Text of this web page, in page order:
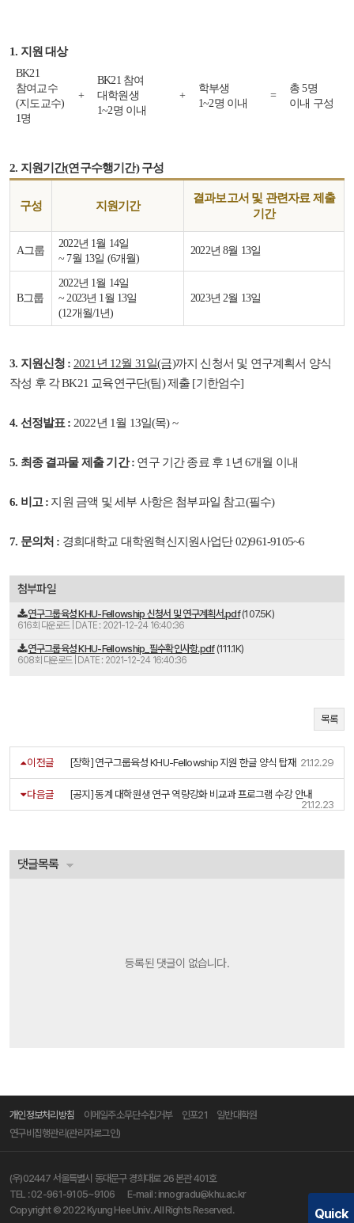
1. 지원 대상
BK21
참여교수
(지도교수)
1명
+
BK21 참여
대학원생
1~2명 이내
+
학부생
1~2명 이내
=
총 5명
이내 구성
2. 지원기간(연구수행기간) 구성
구성 지원기간
결과보고서 및 관련자료 제출
기간
A그룹
2022년 1월 14일
~ 7월 13일 (6개월)
2022년 8월 13일
B그룹
2022년 1월 14일
~ 2023년 1월 13일
(12개월/1년)
2023년 2월 13일
3. 지원신청 : 2021년 12월 31일(금)까지 신청서 및 연구계획서 양식
작성 후 각 BK21 교육연구단(팀) 제출 [기한엄수]
4. 선정발표 : 2022년 1월 13일(목) ~
5. 최종 결과물 제출 기간 : 연구 기간 종료 후 1년 6개월 이내
6. 비고 : 지원 금액 및 세부 사항은 첨부파일 참고(필수)
7. 문의처 : 경희대학교 대학원혁신지원사업단 02)961-9105~6
첨부파일
연구그룹육성 KHU-Fellowship 신청서 및 연구계획서.pdf(107.5K)
616회 다운로드 | DATE : 2021-12-24 16:40:36
연구그룹육성 KHU-Fellowship_필수확인사항.pdf(111.1K)
608회 다운로드 | DATE : 2021-12-24 16:40:36
목록
이전글 [장학] 연구그룹육성 KHU-Fellowship 지원 한글 양식 탑재 21.12.29
다음글
[공지] 동계 대학원생 연구 역량강화 비교과 프로그램 수강 안내
21.12.23
댓글목록
등록된 댓글이 없습니다.
개인정보처리방침 이메일주소무단수집거부 인포21
일반대학원
연구비집행관리(관리자로그인)
(우)02447 서울특별시 동대문구 경희대로 26 본관 401호
TEL :02-961-9105~9106 E-mail : innogradu@khu.ac.kr
Copyright © 2022 Kyung Hee Univ. All Rights Reserved.
Quick